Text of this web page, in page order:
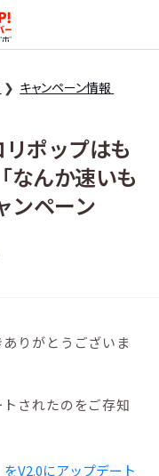
ロリポップ！レンタル
キャンペーン情報
ポップはも
なんか速いも
ンペーン
りがとうございま
されたのをご存知
V2.0にアップデート